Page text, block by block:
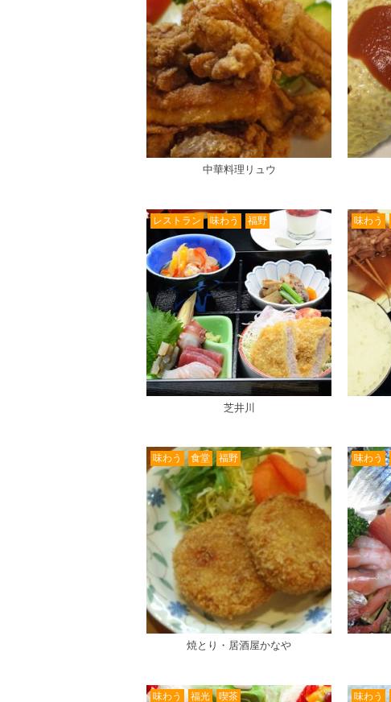
中華料理リュウ
レストラン 味わう 福野
芝井川
味わう
味わう 食堂 福野
焼とり・居酒屋かなや
味わう
味わう 福光 喫茶 味わう